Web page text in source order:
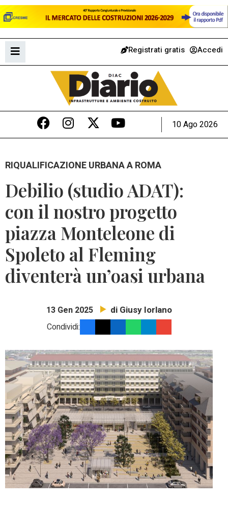
Registrati gratis Accedi
10 Ago 2026
RIQUALIFICAZIONE URBANA A ROMA
Debilio (studio ADAT):
con il nostro progetto
piazza Monteleone di
Spoleto al Fleming
diventerà un’oasi urbana
13 Gen 2025 di Giusy Iorlano
Condividi: